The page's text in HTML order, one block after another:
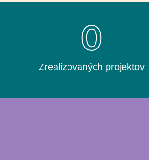
Zrealizovaných projektov
0